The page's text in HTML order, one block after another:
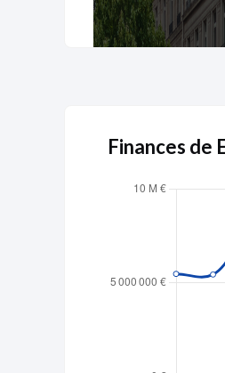
Finances de